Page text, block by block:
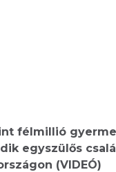
félmillió
egyszülős
(VIDEÓ)